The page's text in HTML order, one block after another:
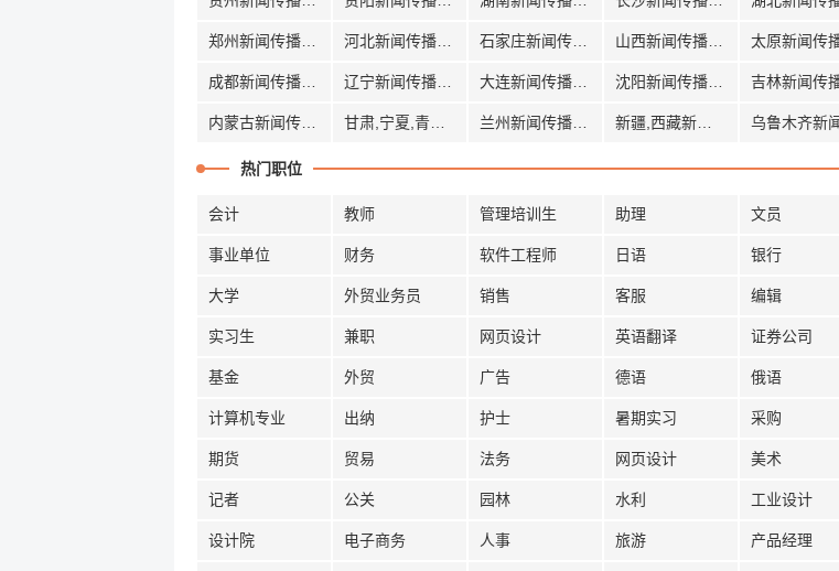
热门职位
会计 教师 管理培训生 助理 文员
事业单位 财务 软件工程师 日语 银行
大学 外贸业务员 销售 客服 编辑
实习生 兼职 网页设计 英语翻译 证券公司
基金 外贸 广告 德语 俄语
计算机专业 出纳 护士 暑期实习 采购
期货 贸易 法务 网页设计 美术
记者 公关 园林 水利 工业设计
设计院 电子商务 人事 旅游 产品经理